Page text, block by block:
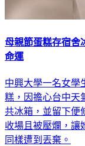
母親節蛋糕存宿
命運
中興大學一名女學
糕，因擔心台中天
共冰箱，並留下便
收場且被壓爛，讓
同樣遭到丟棄。